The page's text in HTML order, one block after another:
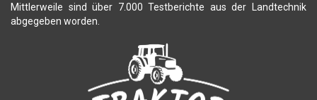
Mittlerweile sind über 7.000 Testberichte aus der Landtechnik
abgegeben worden.